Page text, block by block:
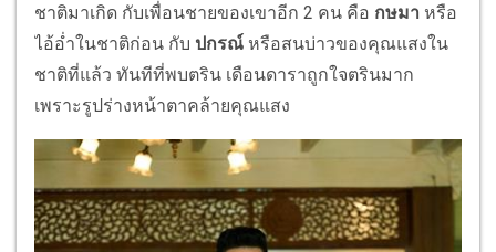
ชาติมาเกิด กับเพื่อนชายของเขาอีก 2 คน คือ กษมา หรือ
ไอ้อ่ำในชาติก่อน กับ ปกรณ์ หรือสนบ่าวของคุณแสงใน
ชาติที่แล้ว ทันทีที่พบตริน เดือนดาราถูกใจตรินมาก
เพราะรูปร่างหน้าตาคล้ายคุณแสง